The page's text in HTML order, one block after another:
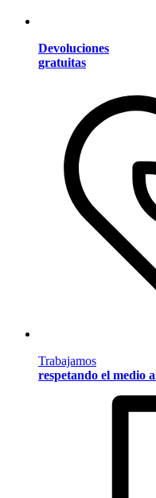
Devoluciones
gratuitas
Trabajamos
respetando el medio